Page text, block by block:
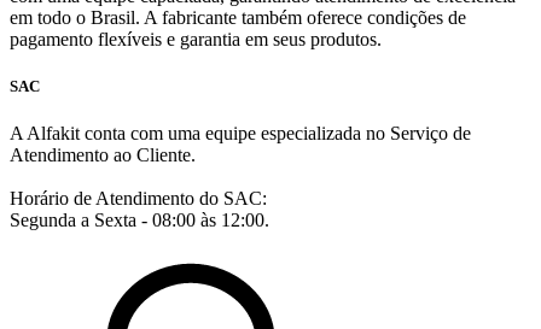
em todo o Brasil. A fabricante também oferece condições de
pagamento flexíveis e garantia em seus produtos.
SAC
A Alfakit conta com uma equipe especializada no Serviço de
Atendimento ao Cliente.
Horário de Atendimento do SAC:
Segunda a Sexta - 08:00 às 12:00.